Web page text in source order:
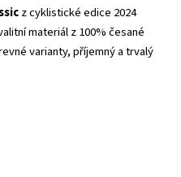
z cyklistické edice 2024
materiál z 100% česané
varianty, příjemný a trvalý